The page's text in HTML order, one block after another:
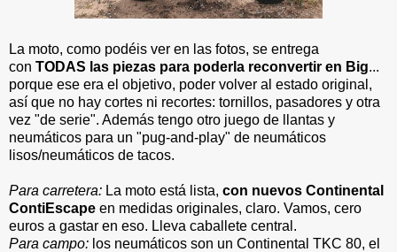
La moto, como podéis ver en las fotos, se entrega
con TODAS las piezas para poderla reconvertir en Big...
porque ese era el objetivo, poder volver al estado original,
así que no hay cortes ni recortes: tornillos, pasadores y otra
vez "de serie". Además tengo otro juego de llantas y
neumáticos para un "pug-and-play" de neumáticos
lisos/neumáticos de tacos.
Para carretera: La moto está lista, con nuevos Continental
ContiEscape en medidas originales, claro. Vamos, cero
euros a gastar en eso. Lleva caballete central.
Para campo: los neumáticos son un Continental TKC 80, el